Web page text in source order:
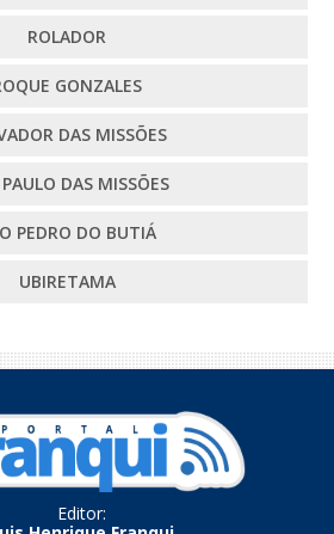
ROLADOR
GONZALES
DAS MISSÕES
DAS MISSÕES
PEDRO DO BUTIÁ
UBIRETAMA
Editor: